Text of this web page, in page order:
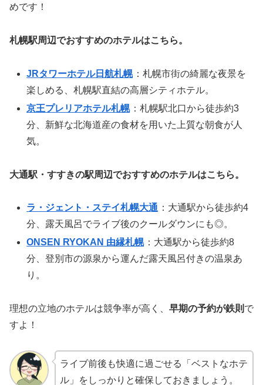
めです！
札幌駅周辺でおすすめのホテルはこちら。
JRタワーホテル日航札幌 ：札幌市街の綺麗な夜景を
楽しめる、札幌駅直結の高層シティホテル。
京王プレリアホテル札幌 ：札幌駅北口から徒歩約3
分、新鮮な北海道産の食材を用いた上質な朝食が人
気。
大通駅・すすきの駅周辺でおすすめのホテルはこちら。
ラ・ジェント・ステイ札幌大通 ：大通駅から徒歩約4
分、露天風呂でライブ後のクールダウンにも◎。
ONSEN RYOKAN 由縁札幌 ：大通駅から徒歩約8
分、登別市の源泉から運んだ露天風呂付きの温泉あ
り。
理想の立地のホテルは競争率が高く、 早期の予約が鉄則 で
すよ！
ライブ前後も快適に過ごせる「ベストなホテ
ル」をしっかりと確保しておきましょう。